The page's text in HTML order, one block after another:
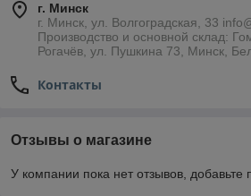
г. Минск
г. Минск, ул. Волгоградская, 33
Производство и основной склад:
Рогачёв, ул. Пушкина 73, Минск,
Контакты
Отзывы о магазине
У компании пока нет отзывов, добавьте